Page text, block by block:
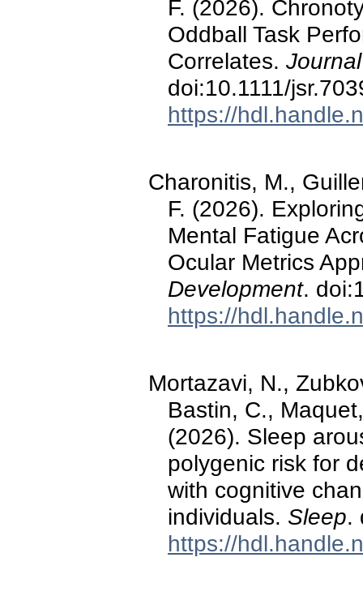
F. (2026).
Oddball Task
Correlates.
doi:10.1111/
https://
Charonitis, M.,
F. (2026).
Mental Fatigue
Ocular Metrics
Development.
https://
Mortazavi, N.,
Bastin, C.,
(2026). Sleep
polygenic risk for
with cognitive
individuals. Sleep.
https://